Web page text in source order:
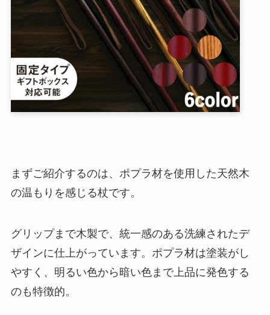
まずご紹介するのは、ポプラ材を使用した天然木
の温もりを感じる杖です。
グリップまで木製で、統一感のある洗練されたデ
ザインに仕上がっています。ポプラ材は塗装がし
やすく、明るい色から暗い色まで上品に発色する
のも特徴的。